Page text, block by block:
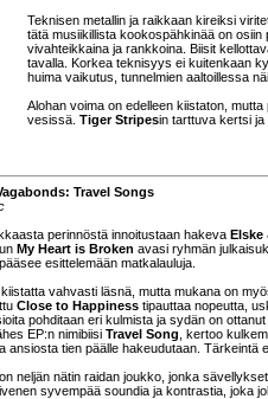
Teknisen metallin ja raikkaan kireiksi
tätä musiikillista kookospähkinää on
vivahteikkaina ja rankkoina. Biisit
tavalla. Korkea teknisyys ei kuitenkaan
huima vaikutus, tunnelmien aaltoillessa
Alohan voima on edelleen kiistaton,
vesissä. Tiger Stripesin tarttuva kertsi ja
Travel Songs
perinnöstä innoitustaan hakeva Elske
My Heart is Broken avasi ryhmän
esittelemään matkalauluja.
vahvasti läsnä, mutta mukana on
Close to Happiness tipauttaa nopeutta,
pohditaan eri kulmista ja sydän on
EP:n nimibiisi Travel Song , kertoo
ansiosta tien päälle hakeudutaan. Tärkeintä
neljän nätin raidan joukko, jonka
syvempää soundia ja kontrastia, joka